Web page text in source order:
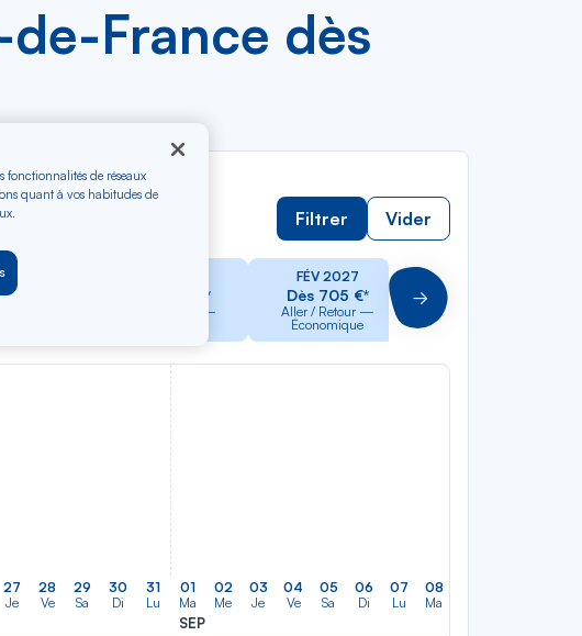
France dès
Filtrer Vider
2026
€* Dès 705 €*
Aller / Retour —
FÉV 2027
Dès 705 €*
Aller / Retour —
Économique
Dès 775 €*
Aller / Retour —
Suivant
27
Je
28
Ve
29
Sa
30
Di
31
Lu
01
Ma
SEP
02
Me
03
Je
04
Ve
05
Sa
06
Di
07
Lu
08
Ma
fonctionnalités de réseaux
quant à vos habitudes de